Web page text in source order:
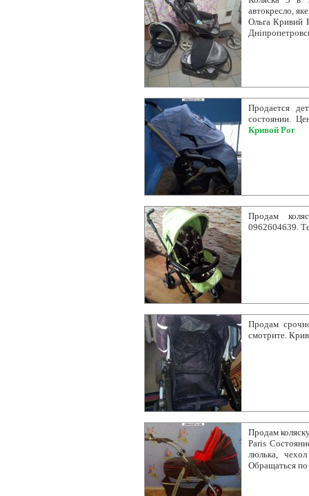
автокресло,
Ольга Кривий
Продается
состоянии.
Кривой Рог
Продам
0962604639.
Продам
смотрите.
Продам
Paris
люлька,
Обращаться